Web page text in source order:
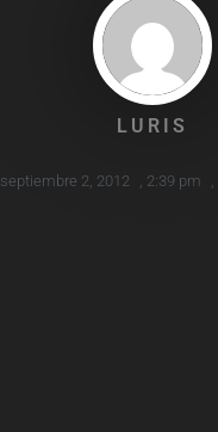
LURIS
septiembre 2, 2012 , 2:39 pm ,